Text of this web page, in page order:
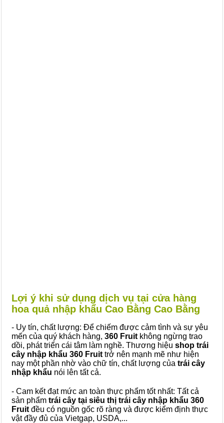
Lợi ý khi sử dụng dịch vụ tại cửa hàng
hoa quả nhập khẩu Cao Bằng Cao Bằng
- Uy tín, chất lượng: Để chiếm được cảm tình và sự yêu
mến của quý khách hàng, 360 Fruit không ngừng trao
dồi, phát triển cái tâm làm nghề. Thương hiệu shop trái
cây nhập khẩu 360 Fruit trở nên mạnh mẽ như hiện
nay một phần nhờ vào chữ tín, chất lượng của trái cây
nhập khẩu nói lên tất cả.
- Cam kết đạt mức an toàn thực phẩm tốt nhất: Tất cả
sản phẩm trái cây tại siêu thị trái cây nhập khẩu 360
Fruit đều có nguồn gốc rõ ràng và được kiểm định thực
vật đầy đủ của Vietgap, USDA,...